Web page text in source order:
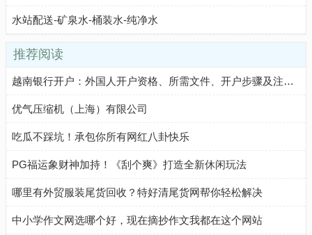
水站配送-矿泉水-桶装水-纯净水
推荐阅读
越南银行开户：外国人开户资格、所需文件、开户步骤及注意事项
优气压缩机（上海）有限公司
吃瓜不踩坑！承包你所有网红八卦快乐
PG福运象财神加持！《刮个爽》打造全新休闲玩法
哪里有外贸服装尾货回收？特好清尾货网帮你轻松解决
中小学作文网选哪个好，现在摘抄作文我都在这个网站